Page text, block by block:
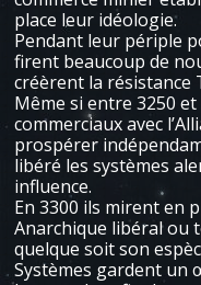
place leur idéologie.
Pendant leur périple
firent beaucoup de
créèrent la résistance
Même si entre 3250
commerciaux avec
prospérer
libéré les systèmes
influence.
En 3300 ils mirent en
Anarchique libéral ou
quelque soit son
Systèmes gardent un